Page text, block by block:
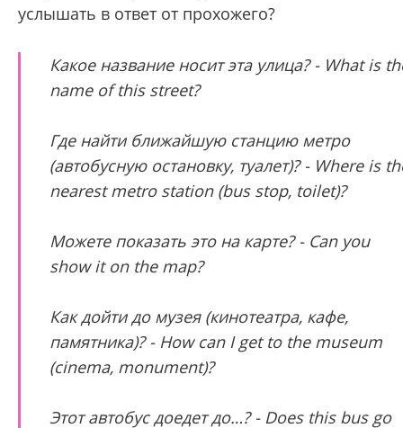
услышать в ответ от прохожего?
Какое название носит эта улица? - What is
name of this street?
Где найти ближайшую станцию метро
(автобусную остановку, туалет)? - Where is
nearest metro station (bus stop, toilet)?
Можете показать это на карте? - Can you
show it on the map?
Как дойти до музея (кинотеатра, кафе,
памятника)? - How can I get to the museum
(cinema, monument)?
Этот автобус доедет до…? - Does this bus go